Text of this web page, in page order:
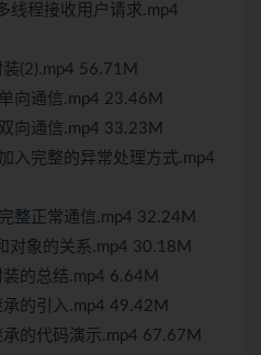
线程接收用户请求.mp4
(2).mp4 56.71M
向通信.mp4 23.46M
向通信.mp4 33.23M
入完整的异常处理方式.mp4
整正常通信.mp4 32.24M
对象的关系.mp4 30.18M
的总结.mp4 6.64M
的引入.mp4 49.42M
的代码演示.mp4 67.67M